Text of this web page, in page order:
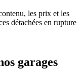
les prix et les
détachées en rupture
garages